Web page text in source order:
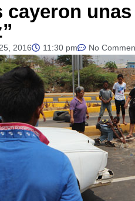
cayeron
2016 11:30 pm No